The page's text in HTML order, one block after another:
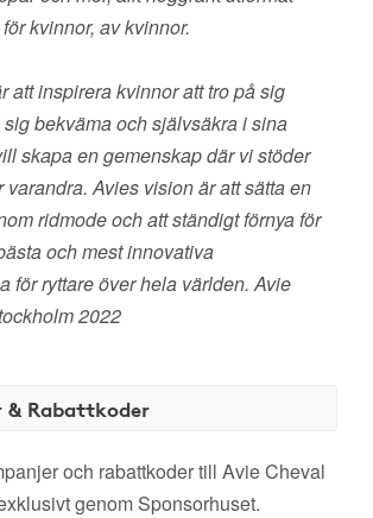
kvinnor, av kvinnor.
att inspirera kvinnor att tro på sig
bekväma och självsäkra i sina
skapa en gemenskap där vi stöder
varandra. Avies vision är att sätta en
ridmode och att ständigt förnya för
och mest innovativa
för ryttare över hela världen. Avie
2022
& Rabattkoder
och rabattkoder till Avie Cheval
genom Sponsorhuset.